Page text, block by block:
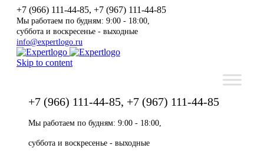
+7 (966) 111-44-85, +7 (967) 111-44-85
Мы работаем по будням: 9:00 - 18:00,
суббота и воскресенье - выходные
info@expertlogo.ru
Skip to content
+7 (966) 111-44-85, +7 (967) 111-44-85
Мы работаем по будням: 9:00 - 18:00,
суббота и воскресенье - выходные